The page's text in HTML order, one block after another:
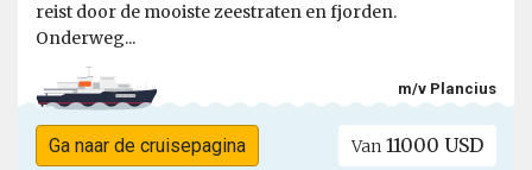
reist door de mooiste zeestraten en fjorden.
Onderweg...
m/v Plancius
Ga naar de cruisepagina Van 11000 USD